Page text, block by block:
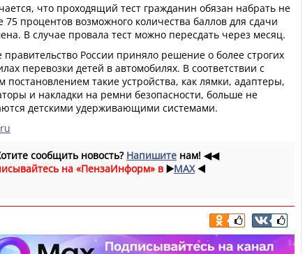
что проходящий тест гражданин обязан набрать не
75 процентов возможного количества баллов для сдачи
В случае провала тест можно пересдать через месяц.
правительство России приняло решение о более строгих
перевозки детей в автомобилях. В соответствии с
постановлением такие устройства, как лямки, адаптеры,
и накладки на ремни безопасности, больше не
детскими удерживающими системами.
сообщить новость? Напишите нам! ◀◀
на «ПензаИнформ» в ▶️MAX ◀️